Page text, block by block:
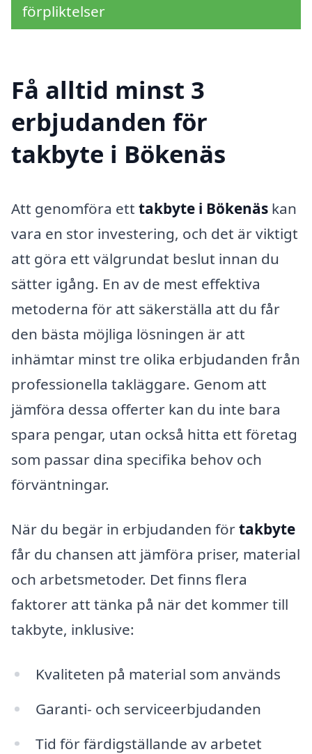
förpliktelser
Få alltid minst 3
erbjudanden för
takbyte i Bökenäs
Att genomföra ett takbyte i Bökenäs kan
vara en stor investering, och det är viktigt
att göra ett välgrundat beslut innan du
sätter igång. En av de mest effektiva
metoderna för att säkerställa att du får
den bästa möjliga lösningen är att
inhämtar minst tre olika erbjudanden från
professionella takläggare. Genom att
jämföra dessa offerter kan du inte bara
spara pengar, utan också hitta ett företag
som passar dina specifika behov och
förväntningar.
När du begär in erbjudanden förtakbyte
får du chansen att jämföra priser, material
och arbetsmetoder. Det finns flera
faktorer att tänka på när det kommer till
takbyte, inklusive:
Kvaliteten på material som används
Garanti- och serviceerbjudanden
Tid för färdigställande av arbetet